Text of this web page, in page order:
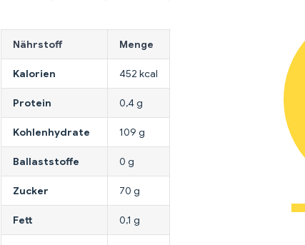
Nährstoff Menge
Kalorien 452 kcal
Protein 0,4 g
Kohlenhydrate 109 g
Ballaststoffe 0 g
Zucker 70 g
Fett 0,1 g